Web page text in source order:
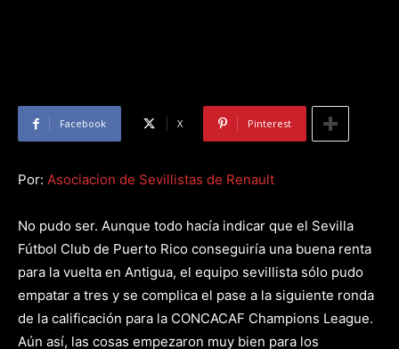
Facebook X Pinterest
Por: Asociacion de Sevillistas de Renault
No pudo ser. Aunque todo hacía indicar que el Sevilla
Fútbol Club de Puerto Rico conseguiría una buena renta
para la vuelta en Antigua, el equipo sevillista sólo pudo
empatar a tres y se complica el pase a la siguiente ronda
de la calificación para la CONCACAF Champions League.
Aún así, las cosas empezaron muy bien para los